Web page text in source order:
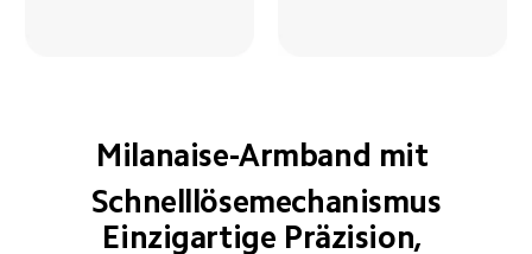
Milanaise-Armband mit
Schnelllösemechanismus
Einzigartige Präzision,